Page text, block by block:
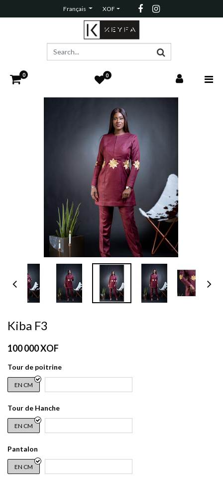
Français XOF
0 0
Kiba F3
100 000XOF
Tour de poitrine
EN CM
Tour de Hanche
EN CM
Pantalon
EN CM